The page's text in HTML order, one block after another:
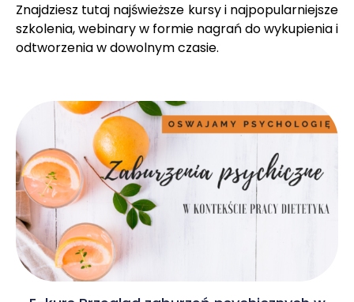
Znajdziesz tutaj najświeższe kursy i najpopularniejsze
szkolenia, webinary w formie nagrań do wykupienia i
odtworzenia w dowolnym czasie.